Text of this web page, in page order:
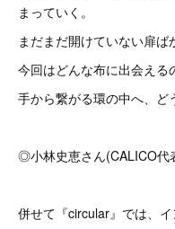
まっていく。
まだまだ開けていない扉ば
今回はどんな布に出会える
手から繋がる環の中へ、ど
◎小林史恵さん(CALICO
併せて『circular』では、